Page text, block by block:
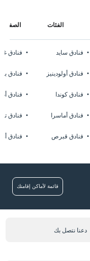
الفئات
فنادق سايد
فنادق أولودينيز
فنادق كوندا
فنادق أماسرا
فنادق قبرص
فنادق
فنادق
فنادق
فنادق
فنادق
قائمة لأماكن إقامتك
دعنا نتصل بك